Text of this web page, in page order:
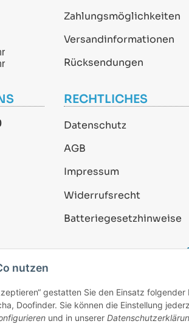
Zahlungsmöglichkeiten
Versandinformationen
Rücksendungen
RECHTLICHES
Datenschutz
AGB
Impressum
Widerrufsrecht
Batteriegesetzhinweise
* Alle
Alle
nutzen
gestatten Sie den Einsatz
Doofinder. Sie können die Einstellung
und in unserer